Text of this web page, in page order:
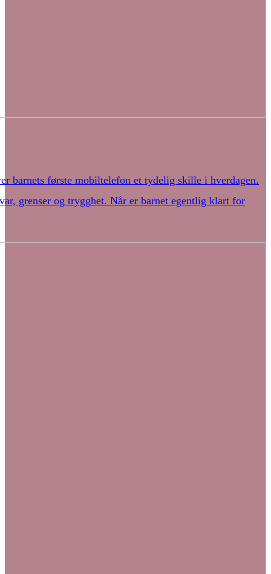
barnets første mobiltelefon et tydelig skille i hverdagen.
grenser og trygghet. Når er barnet egentlig klart for